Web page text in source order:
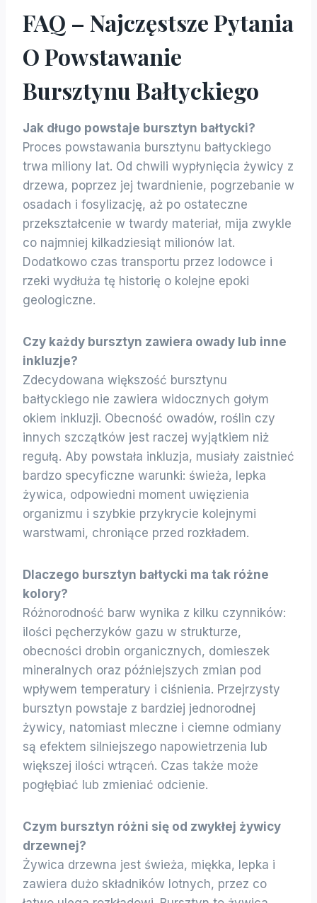
FAQ – Najczęstsze Pytania
O Powstawanie
Bursztynu Bałtyckiego
Jak długo powstaje bursztyn bałtycki?
Proces powstawania bursztynu bałtyckiego
trwa miliony lat. Od chwili wypłynięcia żywicy z
drzewa, poprzez jej twardnienie, pogrzebanie w
osadach i fosylizację, aż po ostateczne
przekształcenie w twardy materiał, mija zwykle
co najmniej kilkadziesiąt milionów lat.
Dodatkowo czas transportu przez lodowce i
rzeki wydłuża tę historię o kolejne epoki
geologiczne.
Czy każdy bursztyn zawiera owady lub inne
inkluzje?
Zdecydowana większość bursztynu
bałtyckiego nie zawiera widocznych gołym
okiem inkluzji. Obecność owadów, roślin czy
innych szczątków jest raczej wyjątkiem niż
regułą. Aby powstała inkluzja, musiały zaistnieć
bardzo specyficzne warunki: świeża, lepka
żywica, odpowiedni moment uwięzienia
organizmu i szybkie przykrycie kolejnymi
warstwami, chroniące przed rozkładem.
Dlaczego bursztyn bałtycki ma tak różne
kolory?
Różnorodność barw wynika z kilku czynników:
ilości pęcherzyków gazu w strukturze,
obecności drobin organicznych, domieszek
mineralnych oraz późniejszych zmian pod
wpływem temperatury i ciśnienia. Przejrzysty
bursztyn powstaje z bardziej jednorodnej
żywicy, natomiast mleczne i ciemne odmiany
są efektem silniejszego napowietrzenia lub
większej ilości wtrąceń. Czas także może
pogłębiać lub zmieniać odcienie.
Czym bursztyn różni się od zwykłej żywicy
drzewnej?
Żywica drzewna jest świeża, miękka, lepka i
zawiera dużo składników lotnych, przez co